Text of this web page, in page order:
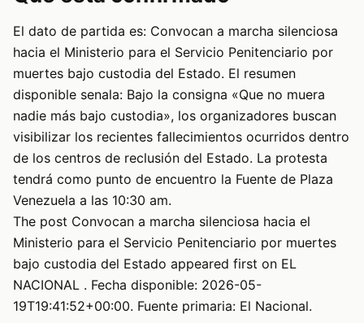
El dato de partida es: Convocan a marcha silenciosa
hacia el Ministerio para el Servicio Penitenciario por
muertes bajo custodia del Estado. El resumen
disponible senala: Bajo la consigna «Que no muera
nadie más bajo custodia», los organizadores buscan
visibilizar los recientes fallecimientos ocurridos dentro
de los centros de reclusión del Estado. La protesta
tendrá como punto de encuentro la Fuente de Plaza
Venezuela a las 10:30 am.
The post Convocan a marcha silenciosa hacia el
Ministerio para el Servicio Penitenciario por muertes
bajo custodia del Estado appeared first on EL
NACIONAL . Fecha disponible: 2026-05-
19T19:41:52+00:00. Fuente primaria: El Nacional.